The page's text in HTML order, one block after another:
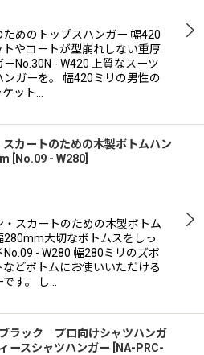
ためのトップスハンガー 幅420
トやコートが型崩れしない重厚
No.30N - W420 上質なスーツ
ンガーを。 幅420ミリの男性の
ット…
スカートのための木製ボトムハン
No.09 - W280
・スカートのための木製ボトム
大切なボトムスをしっ
- W280 幅280ミリのズボ
などボトムにお使いいただける
す。 し…
ブラック プロ向けシャツハンガ
ースシャツハンガー
NA-PRC-